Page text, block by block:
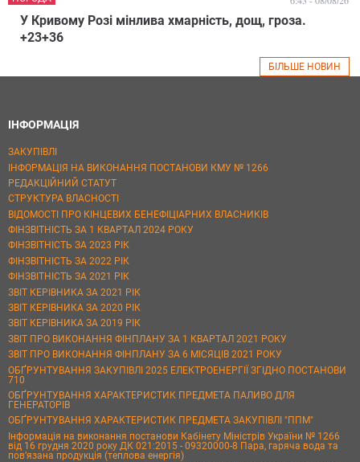
У Кривому Розі мінлива хмарність, дощ, гроза.
+23+36
БІЛЬШЕ НОВИН
ІНФОРМАЦІЯ
ЗАКУПІВЛІ
ІНФОРМАЦІЯ НА ВИКОНАННЯ ПОСТАНОВИ КМУ № 1266
РЕДАКЦІЙНИЙ СТАТУТ
СТРУКТУРА ВЛАСНОСТІ
ВІДОМОСТІ ПРО КІНЦЕВИХ БЕНЕФІЦІАРНИХ ВЛАСНИКІВ
ФІНЗВІТНІСТЬ ЗА 1 КВАРТАЛ 2024 РОКУ
ФІНЗВІТНІСТЬ ЗА 2023 РІК
ФІНЗВІТНІСТЬ ЗА 2022 РІК
ФІНЗВІТНІСТЬ ЗА 2021 РІК
ЗВІТ КЕРІВНИКА ЗА 2021 РІК
ЗВІТ КЕРІВНИКА ЗА 2020 РІК
ЗВІТ КЕРІВНИКА ЗА 2019 РІК
ЗВІТ ПРО ВИКОНАННЯ ФІНПЛАНУ ЗА 1 КВАРТАЛ 2021 РОКУ
ЗВІТ ПРО ВИКОНАННЯ ФІНПЛАНУ ЗА 6 МІСЯЦІВ 2021 РОКУ
ОБҐРУНТУВАННЯ ЗАКУПІВЛІ 2025 ЕЛЕКТРОЕНЕРГІЇ ЗГІДНО ПОСТАНОВИ
710
ОБҐРУНТУВАННЯ ХАРАКТЕРИСТИК ПРЕДМЕТА ПАЛИВО ДЛЯ
ГЕНЕРАТОРІВ
ОБҐРУНТУВАННЯ ХАРАКТЕРИСТИК ПРЕДМЕТА ЗАКУПІВЛІ "ППМ"
Інформація на виконання постанови Кабінету Міністрів України № 1266
від 16 грудня 2020 року ДК 021:2015 - 09320000-8 Пара, гаряча вода та
пов’язана продукція (теплова енергія)